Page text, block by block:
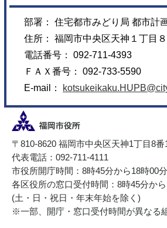
部署： 住宅都市みどり局 都市計
住所： 福岡市中央区天神１丁目
電話番号： 092-711-4393
ＦＡＸ番号： 092-733-5590
E-mail：
〒810-8620 福岡市中央区天神1丁目8番
代表電話：092-711-4111
市役所開庁時間：8時45分から18時00
各区役所の窓口受付時間：8時45分か
(土・日・祝日・年末年始を除く)
※一部、開庁・窓口受付時間が異なる